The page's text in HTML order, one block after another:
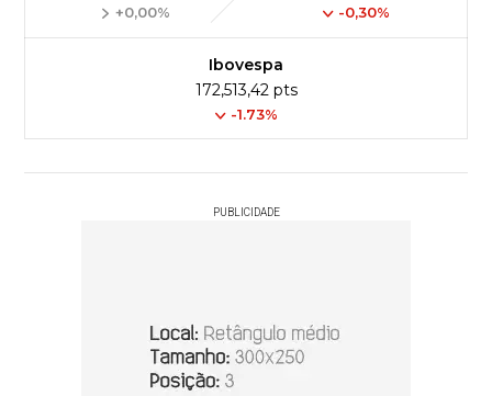
+0,00% -0,30%
Ibovespa
172,513,42 pts
-1.73%
PUBLICIDADE